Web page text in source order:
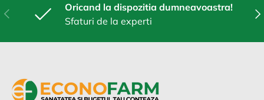
Anterior
Oricand la dispozitia dumneavoastra!
Sfaturi de la experti